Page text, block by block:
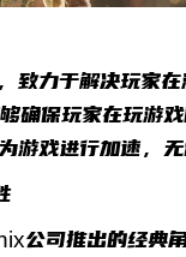
致力于解决玩家
确保玩家在玩游
游戏进行加速，
公司推出的经典